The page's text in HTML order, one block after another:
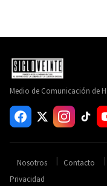
Medio de Comunicación de
Nosotros Contacto
Privacidad